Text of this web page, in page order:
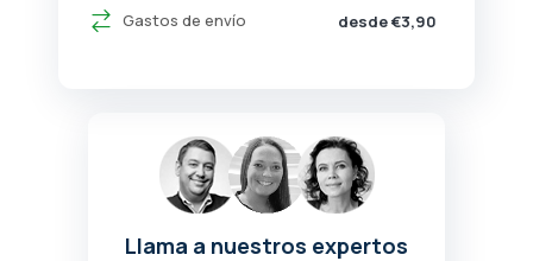
Gastos de envío desde €3,90
Llama a nuestros expertos